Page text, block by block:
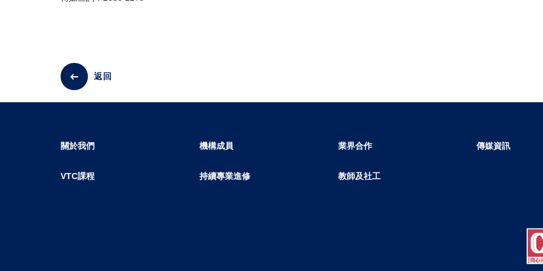
返回
關於我們 機構成員 業界合作 傳媒資訊
VTC課程 持續專業進修 教師及社工